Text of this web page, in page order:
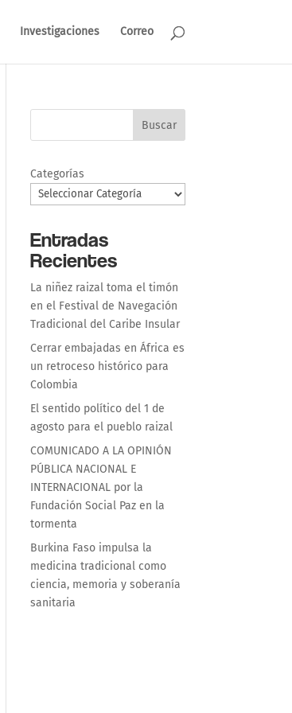
Investigaciones Correo
Buscar
Categorías
Entradas
Recientes
La niñez raizal toma el timón
en el Festival de Navegación
Tradicional del Caribe Insular
Cerrar embajadas en África es
un retroceso histórico para
Colombia
El sentido político del 1 de
agosto para el pueblo raizal
COMUNICADO A LA OPINIÓN
PÚBLICA NACIONAL E
INTERNACIONAL por la
Fundación Social Paz en la
tormenta
Burkina Faso impulsa la
medicina tradicional como
ciencia, memoria y soberanía
sanitaria